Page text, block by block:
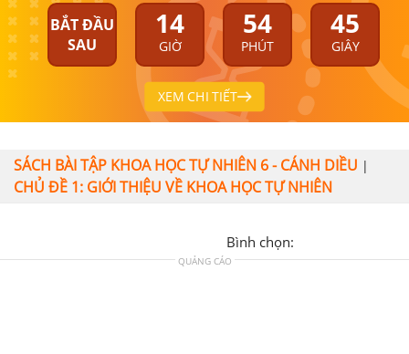
BẮT ĐẦU
SAU
14
GIỜ
54
PHÚT
44
GIÂY
XEM CHI TIẾT
SÁCH BÀI TẬP KHOA HỌC TỰ NHIÊN 6 - CÁNH DIỀU |
CHỦ ĐỀ 1: GIỚI THIỆU VỀ KHOA HỌC TỰ NHIÊN
Bình chọn:
QUẢNG CÁO